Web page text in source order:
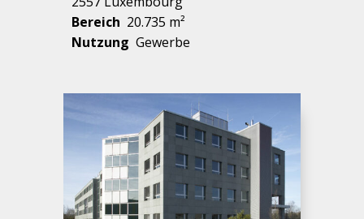
Bereich 20.735 m²
Nutzung Gewerbe